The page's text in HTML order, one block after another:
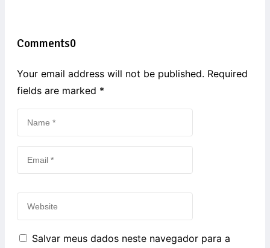
Comments0
Your email address will not be published. Required
fields are marked *
Salvar meus dados neste navegador para a